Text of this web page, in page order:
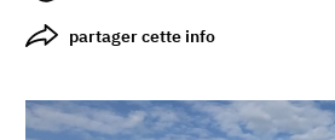
partager cette info